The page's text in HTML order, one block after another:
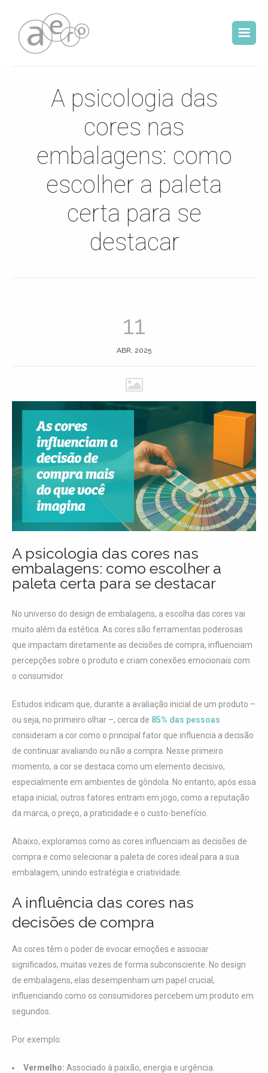
A psicologia das
cores nas
embalagens: como
escolher a paleta
certa para se
destacar
11
ABR, 2025
A psicologia das cores nas
embalagens: como escolher a
paleta certa para se destacar
No universo do design de embalagens, a escolha das cores vai
muito além da estética. As cores são ferramentas poderosas
que impactam diretamente as decisões de compra, influenciam
percepções sobre o produto e criam conexões emocionais com
o consumidor.
Estudos indicam que, durante a avaliação inicial de um produto –
ou seja, no primeiro olhar –, cerca de 85% das pessoas
consideram a cor como o principal fator que influencia a decisão
de continuar avaliando ou não a compra. Nesse primeiro
momento, a cor se destaca como um elemento decisivo,
especialmente em ambientes de gôndola. No entanto, após essa
etapa inicial, outros fatores entram em jogo, como a reputação
da marca, o preço, a praticidade e o custo-benefício.
Abaixo, exploramos como as cores influenciam as decisões de
compra e como selecionar a paleta de cores ideal para a sua
embalagem, unindo estratégia e criatividade.
A influência das cores nas
decisões de compra
As cores têm o poder de evocar emoções e associar
significados, muitas vezes de forma subconsciente. No design
de embalagens, elas desempenham um papel crucial,
influenciando como os consumidores percebem um produto em
segundos.
Por exemplo:
Vermelho: Associado à paixão, energia e urgência.